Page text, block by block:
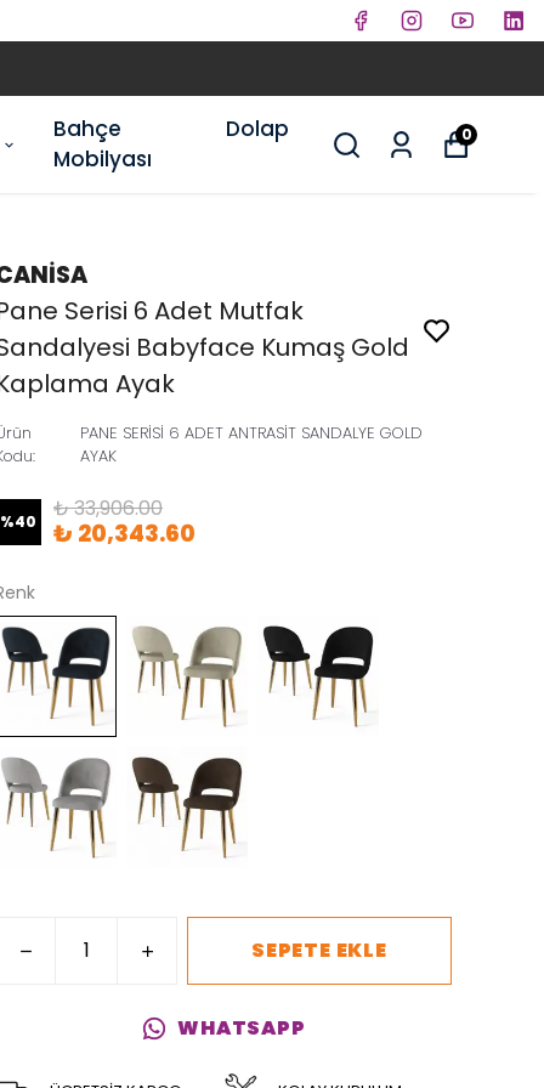
Bahçe
Mobilyası
Dolap 0
Serisi 6 Adet Mutfak
Babyface Kumaş Gold
Ayak
:
PANE SERİSİ 6 ADET ANTRASİT SANDALYE GOLD
AYAK
%40 ₺ 33,906.00
₺ 20,343.60
SEPETE EKLE
WHATSAPP